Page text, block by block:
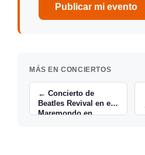
Publicar mi evento
MÁS EN CONCIERTOS
← Concierto de
Beatles Revival en el
Maremondo en